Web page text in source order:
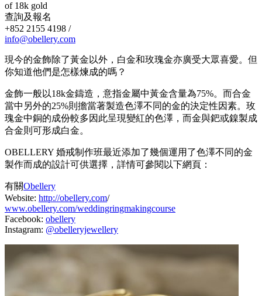
of 18k gold
查詢及報名
+852 2155 4198 /
info@obellery.com
現今的金飾除了黃金以外，白金和玫瑰金亦廣受大眾喜愛。但
你知道他們是怎樣煉成的嗎？
金飾一般以18k金鑄造，意指金屬中黃金含量為75%。而合金
當中另外的25%則擔當著製造色澤不同的金的決定性因素。玫
瑰金中銅的成份較多因此呈現變紅的色澤，而金與鈀或鎳製成
合金則可形成白金。
OBELLERY 婚戒制作班最近添加了幾個運用了色澤不同的金
製作而成的設計可供選擇，詳情可參閱以下網頁：
有關Obellery
Website: http://obellery.com/
www.obellery.com/weddingringmakingcourse
Facebook: obellery
Instagram: @obelleryjewellery